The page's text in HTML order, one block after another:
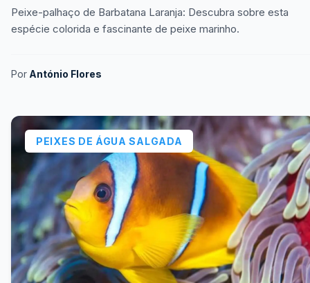
Peixe-palhaço de Barbatana Laranja: Descubra sobre esta
espécie colorida e fascinante de peixe marinho.
Por António Flores
PEIXES DE ÁGUA SALGADA